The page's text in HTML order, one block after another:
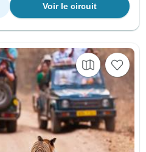
Voir le circuit